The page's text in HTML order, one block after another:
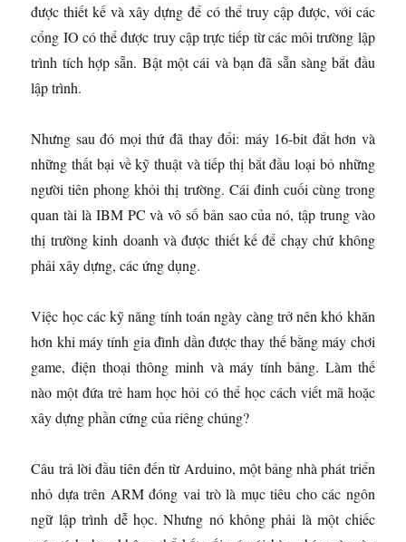
được thiết kế và xây dựng để có thể truy cập được, với các
cổng IO có thể được truy cập trực tiếp từ các môi trường lập
trình tích hợp sẵn. Bật một cái và bạn đã sẵn sàng bắt đầu
lập trình.
Nhưng sau đó mọi thứ đã thay đổi: máy 16-bit đắt hơn và
những thất bại về kỹ thuật và tiếp thị bắt đầu loại bỏ những
người tiên phong khỏi thị trường. Cái đinh cuối cùng trong
quan tài là IBM PC và vô số bản sao của nó, tập trung vào
thị trường kinh doanh và được thiết kế để chạy chứ không
phải xây dựng, các ứng dụng.
Việc học các kỹ năng tính toán ngày càng trở nên khó khăn
hơn khi máy tính gia đình dần được thay thế bằng máy chơi
game, điện thoại thông minh và máy tính bảng. Làm thế
nào một đứa trẻ ham học hỏi có thể học cách viết mã hoặc
xây dựng phần cứng của riêng chúng?
Câu trả lời đầu tiên đến từ Arduino, một bảng nhà phát triển
nhỏ dựa trên ARM đóng vai trò là mục tiêu cho các ngôn
ngữ lập trình dễ học. Nhưng nó không phải là một chiếc